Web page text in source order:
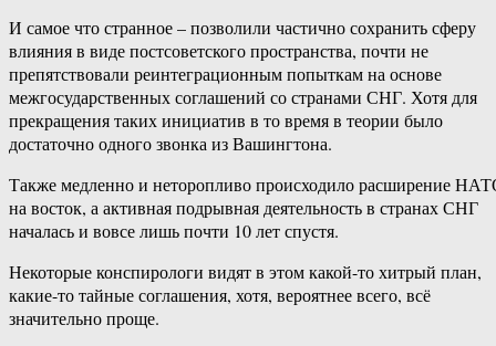
И самое что странное – позволили частично сохранить сферу
влияния в виде постсоветского пространства, почти не
препятствовали реинтеграционным попыткам на основе
межгосударственных соглашений со странами СНГ. Хотя для
прекращения таких инициатив в то время в теории было
достаточно одного звонка из Вашингтона.
Также медленно и неторопливо происходило расширение
на восток, а активная подрывная деятельность в странах СНГ
началась и вовсе лишь почти 10 лет спустя.
Некоторые конспирологи видят в этом какой-то хитрый план,
какие-то тайные соглашения, хотя, вероятнее всего, всё
значительно проще.